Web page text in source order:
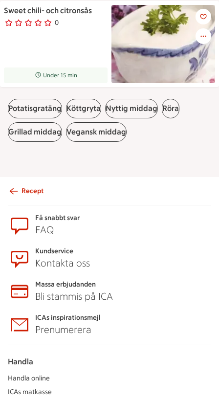
Sweet chili- och citronsås
0
0 personer har röstat
Receptet tar Under 15 min att tillaga
Under 15 min
Sweet chili- och citronsås
Potatisgratäng Köttgryta Nyttig middag Röra
Grillad middag Vegansk middag
Recept
Få snabbt svar
FAQ
Kundservice
Kontakta oss
Massa erbjudanden
Bli stammis på ICA
ICAs inspirationsmejl
Prenumerera
Handla
Handla online
ICAs matkasse